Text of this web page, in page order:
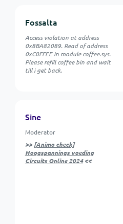
Fossalta
Access violation at address
0x8BA82089. Read of address
0xC0FFEE in module coffee.sys.
Please refill coffee bin and wait
till i get back.
Sine
Moderator
>> [Animo check]
Hoogspannings voeding
Circuits Online 2024<<